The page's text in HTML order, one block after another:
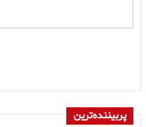
پربیننده‌ترین